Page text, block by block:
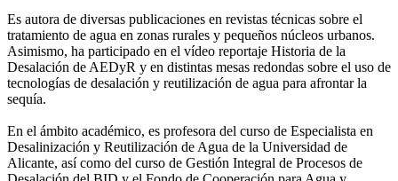
Es autora de diversas publicaciones en revistas técnicas sobre el
tratamiento de agua en zonas rurales y pequeños núcleos urbanos.
Asimismo, ha participado en el vídeo reportaje Historia de la
Desalación de AEDyR y en distintas mesas redondas sobre el uso de
tecnologías de desalación y reutilización de agua para afrontar la
sequía.
En el ámbito académico, es profesora del curso de Especialista en
Desalinización y Reutilización de Agua de la Universidad de
Alicante, así como del curso de Gestión Integral de Procesos de